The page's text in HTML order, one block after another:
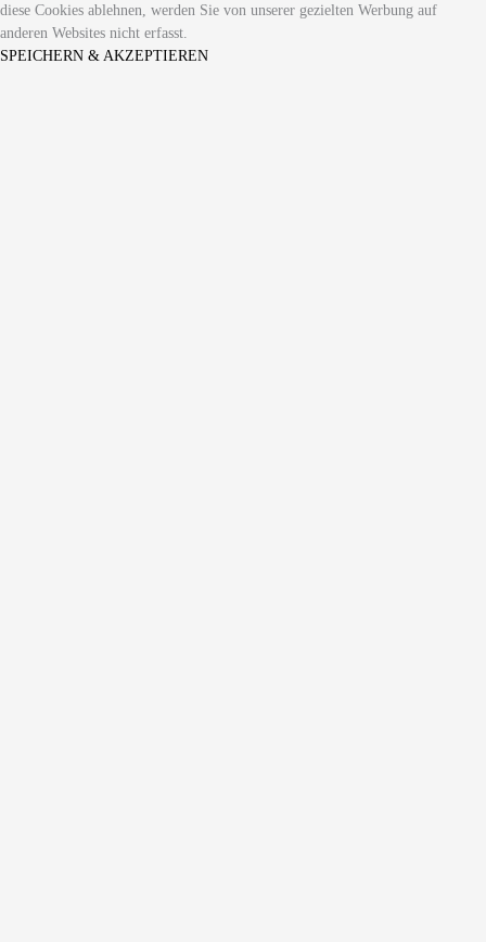
diese Cookies ablehnen, werden Sie von unserer gezielten Werbung auf
anderen Websites nicht erfasst.
SPEICHERN & AKZEPTIEREN